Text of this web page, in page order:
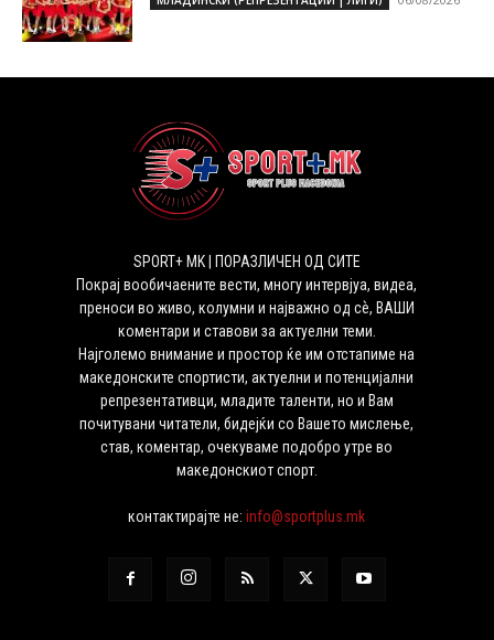
SPORT+ MK | ПОРАЗЛИЧЕН ОД СИТЕ
Покрај вообичаените вести, многу интервјуа, видеа,
преноси во живо, колумни и најважно од сѐ, ВАШИ
коментари и ставови за актуелни теми.
Најголемо внимание и простор ќе им отстапиме на
македонските спортисти, актуелни и потенцијални
репрезентативци, младите таленти, но и Вам
почитувани читатели, бидејќи со Вашето мислење,
став, коментар, очекуваме подобро утре во
македонскиот спорт.
контактирајте не:info@sportplus.mk